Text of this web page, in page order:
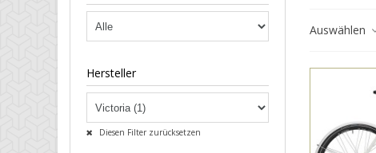
Hersteller
Diesen Filter zurücksetzen
Auswählen